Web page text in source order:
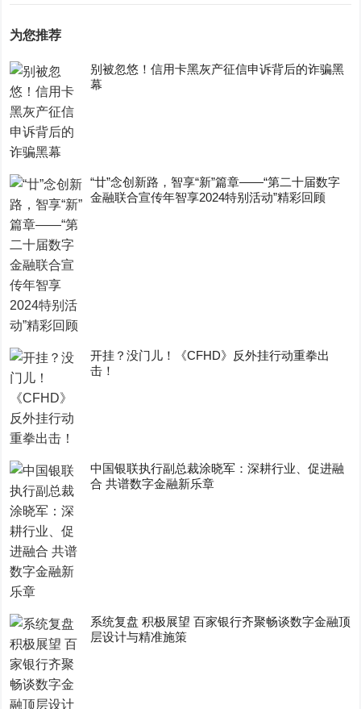
为您推荐
别被忽悠！信用卡黑灰产征信申诉背后的诈骗黑
幕
“廿”念创新路，智享“新”篇章——“第二十届数字
金融联合宣传年智享2024特别活动”精彩回顾
开挂？没门儿！《CFHD》反外挂行动重拳出
击！
中国银联执行副总裁涂晓军：深耕行业、促进融
合 共谱数字金融新乐章
系统复盘 积极展望 百家银行齐聚畅谈数字金融顶
层设计与精准施策